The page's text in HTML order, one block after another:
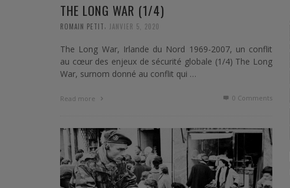
THE LONG WAR (1/4)
ROMAIN PETIT JANVIER 5, 2020
The Long War, Irlande du Nord 1969-2007, un conflit
au cœur des enjeux de sécurité globale (1/4) The Long
War, surnom donné au conflit qui …
Read more 0 Comments